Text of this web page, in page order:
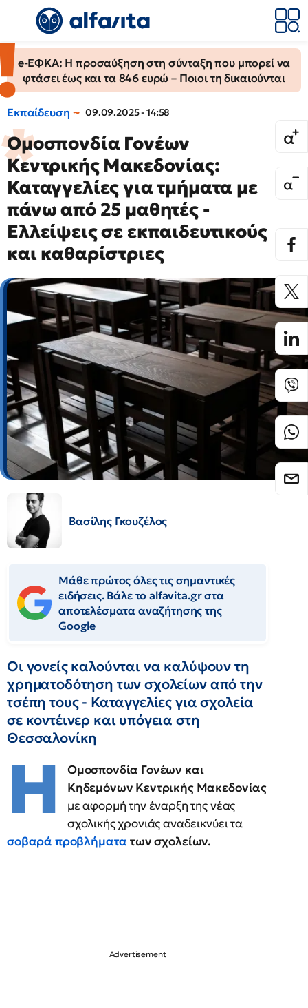
e-ΕΦΚΑ: Η προσαύξηση στη σύνταξη που μπορεί να
φτάσει έως και τα 846 ευρώ – Ποιοι τη δικαιούνται
Εκπαίδευση 09.09.2025 - 14:58
Ομοσπονδία Γονέων
Κεντρικής Μακεδονίας:
Καταγγελίες για τμήματα με
πάνω από 25 μαθητές -
Ελλείψεις σε εκπαιδευτικούς
και καθαρίστριες
Βασίλης Γκουζέλος
Μάθε πρώτος όλες τις σημαντικές
ειδήσεις. Βάλε το alfavita.gr στα
αποτελέσματα αναζήτησης της
Google
Οι γονείς καλούνται να καλύψουν τη
χρηματοδότηση των σχολείων από την
τσέπη τους - Καταγγελίες για σχολεία
σε κοντέινερ και υπόγεια στη
Θεσσαλονίκη
Η
Ομοσπονδία Γονέων και
Κηδεμόνων Κεντρικής Μακεδονίας
με αφορμή την έναρξη της νέας
σχολικής χρονιάς αναδεικνύει τα
σοβαρά προβλήματα των σχολείων.